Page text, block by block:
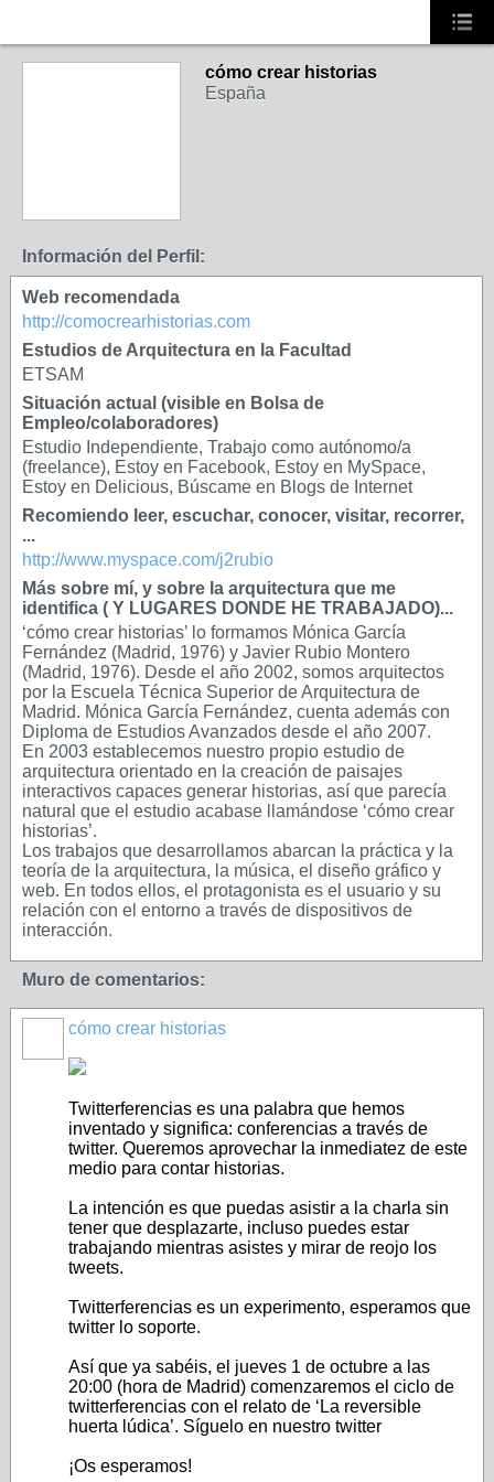
cómo crear historias
España
Información del Perfil:
Web recomendada
http://comocrearhistorias.com
Estudios de Arquitectura en la Facultad
ETSAM
Situación actual (visible en Bolsa de
Empleo/colaboradores)
Estudio Independiente, Trabajo como autónomo/a
(freelance), Estoy en Facebook, Estoy en MySpace,
Estoy en Delicious, Búscame en Blogs de Internet
Recomiendo leer, escuchar, conocer, visitar, recorrer,
...
http://www.myspace.com/j2rubio
Más sobre mí, y sobre la arquitectura que me
identifica ( Y LUGARES DONDE HE TRABAJADO)...
‘cómo crear historias’ lo formamos Mónica García
Fernández (Madrid, 1976) y Javier Rubio Montero
(Madrid, 1976). Desde el año 2002, somos arquitectos
por la Escuela Técnica Superior de Arquitectura de
Madrid. Mónica García Fernández, cuenta además con
Diploma de Estudios Avanzados desde el año 2007.
En 2003 establecemos nuestro propio estudio de
arquitectura orientado en la creación de paisajes
interactivos capaces generar historias, así que parecía
natural que el estudio acabase llamándose ‘cómo crear
historias’.
Los trabajos que desarrollamos abarcan la práctica y la
teoría de la arquitectura, la música, el diseño gráfico y
web. En todos ellos, el protagonista es el usuario y su
relación con el entorno a través de dispositivos de
interacción.
Muro de comentarios:
cómo crear historias
Twitterferencias es una palabra que hemos
inventado y significa: conferencias a través de
twitter. Queremos aprovechar la inmediatez de este
medio para contar historias.
La intención es que puedas asistir a la charla sin
tener que desplazarte, incluso puedes estar
trabajando mientras asistes y mirar de reojo los
tweets.
Twitterferencias es un experimento, esperamos que
twitter lo soporte.
Así que ya sabéis, el jueves 1 de octubre a las
20:00 (hora de Madrid) comenzaremos el ciclo de
twitterferencias con el relato de ‘La reversible
huerta lúdica’. Síguelo en nuestro twitter
¡Os esperamos!